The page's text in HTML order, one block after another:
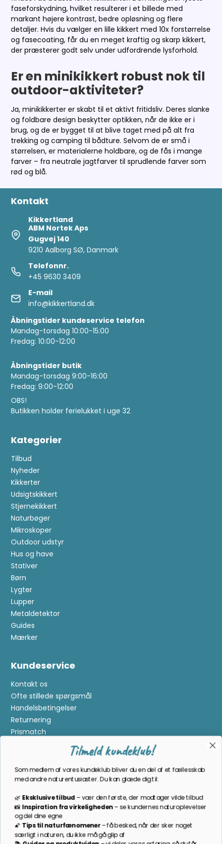
faseforskydning, hvilket resulterer i et billede med
markant højere kontrast, bedre opløsning og flere
detaljer. Hvis du vælger en lille kikkert med 10x forstørrelse
og fasecoating, får du en meget kraftig og skarp kikkert,
der præsterer godt selv under udfordrende lysforhold.
Er en minikikkert robust nok til
outdoor-aktiviteter?
Ja, minikikkerter er skabt til et aktivt fritidsliv. Deres slanke
og foldbare design beskytter optikken, når de ikke er i
brug, og de er bygget til at blive taget med på alt fra
trekking og camping til bådture. Selvom de er små i
størrelsen, er materialerne holdbare, og de fås i mange
farver – fra neutrale jagtfarver til sprudlende farver som
rød og blå.
Kontakt
Kikkertland
ABM Nortek Aps
Gugvej 140
9210 Aalborg SØ, Danmark
Telefonnr.
+45 9630 3409
E-mail
info@kikkertland.dk
Åbningstider kundeservice telefon
Mandag-torsdag 10:00-15:00
Fredag: 10:00-12:00
Åbningstider butik
Mandag-torsdag 9:00-16:00
Fredag: 9:00-12:00
OBS!
Butikken holder ferielukket i uge 32
Kategorier
Tilbud
Nyheder
Kikkerter
Udsigtskikkert
Stjernekikkert
Naturbøger
Mikroskoper
Outdoor udstyr
Hus og have
Stativer
Børn
Lygter
Lupper
Metaldetektor
Guides
Mærker
Kundeservice
Kontakt os
Ofte stillede spørgsmål
Handelsbetingelser
Returnering
Prismatch
Om Kikkertland
Bliv en del af kundeklubben
Som medlem bliver du opdateret på nyheder, månedens
prisbasker, spændende kampagner og meget mere!
Tilmeld kundeklub!
Som medlem af vores kundeklub bliver du en del af et fællesskab
med andre naturentusiaster. Du kan glæde dig til:
Eksklusive tilbud vær den første, der modtager vilde tilbud
📸 Inspirationfravirkeligheden–sekundernesnaturoplevelser
ogdeldineegne
🌠Tips til naturfænomener få besked, når der sker noget
særligt inaturen,duikkemågåglipaf
📚Guidesog produktviden–videler erfaring, så du får